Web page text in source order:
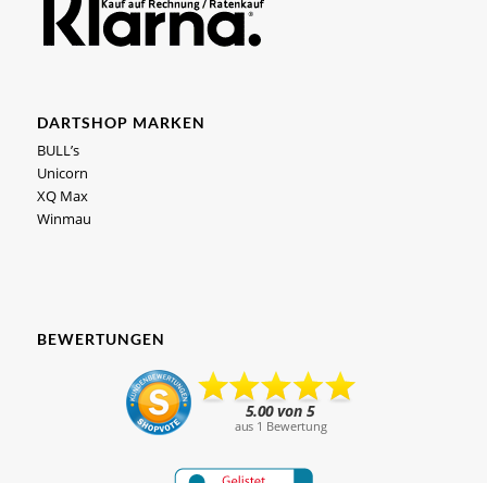
DARTSHOP MARKEN
BULL’s
Unicorn
XQ Max
Winmau
BEWERTUNGEN